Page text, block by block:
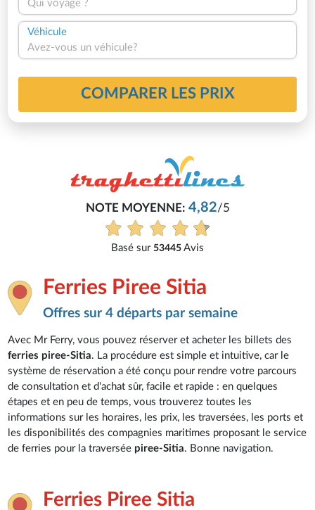
Qui voyage ?
Véhicule
Avez-vous un véhicule?
COMPARER LES PRIX
NOTE MOYENNE:4,82/5
Basé sur 53445 Avis
Ferries Piree Sitia
Offres sur 4 départs par semaine
Avec Mr Ferry, vous pouvez réserver et acheter les billets des
ferries piree-Sitia. La procédure est simple et intuitive, car le
système de réservation a été conçu pour rendre votre parcours
de consultation et d'achat sûr, facile et rapide : en quelques
étapes et en peu de temps, vous trouverez toutes les
informations sur les horaires, les prix, les traversées, les ports et
les disponibilités des compagnies maritimes proposant le service
de ferries pour la traversée piree-Sitia. Bonne navigation.
Ferries Piree Sitia